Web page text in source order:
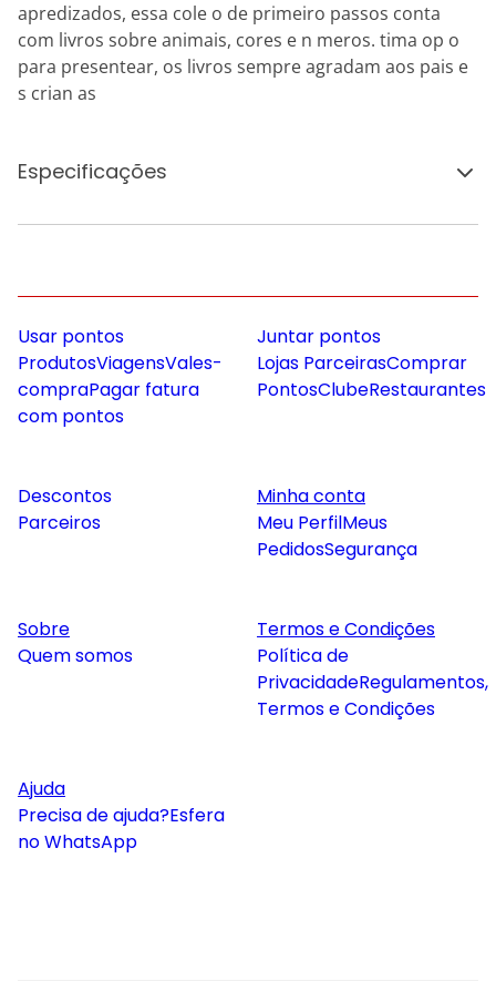
apredizados, essa cole o de primeiro passos conta
com livros sobre animais, cores e n meros. tima op o
para presentear, os livros sempre agradam aos pais e
s crian as
Especificações
Usar pontos
ProdutosViagensVales-
compraPagar fatura
com pontos
Juntar pontos
Lojas ParceirasComprar
PontosClubeRestaurantes
Descontos
Parceiros
Minha conta
Meu PerfilMeus
PedidosSegurança
Sobre
Quem somos
Termos e Condições
Política de
PrivacidadeRegulamentos,
Termos e Condições
Ajuda
Precisa de ajuda?Esfera
no WhatsApp